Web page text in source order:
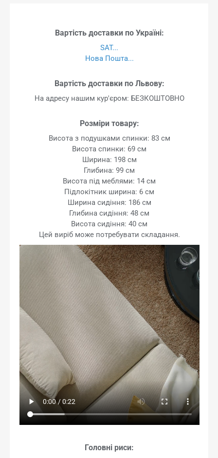
Вартість доставки по Україні:
SAT...
Нова Пошта...
Вартість доставки по Львову:
На адресу нашим кур'єром: БЕЗКОШТОВНО
Розміри товару:
Висота з подушками спинки: 83 см
Висота спинки: 69 см
Ширина: 198 см
Глибина: 99 см
Висота під меблями: 14 см
Підлокітник ширина: 6 см
Ширина сидіння: 186 см
Глибина сидіння: 48 см
Висота сидіння: 40 см
Цей виріб може потребувати складання.
Головні риси: